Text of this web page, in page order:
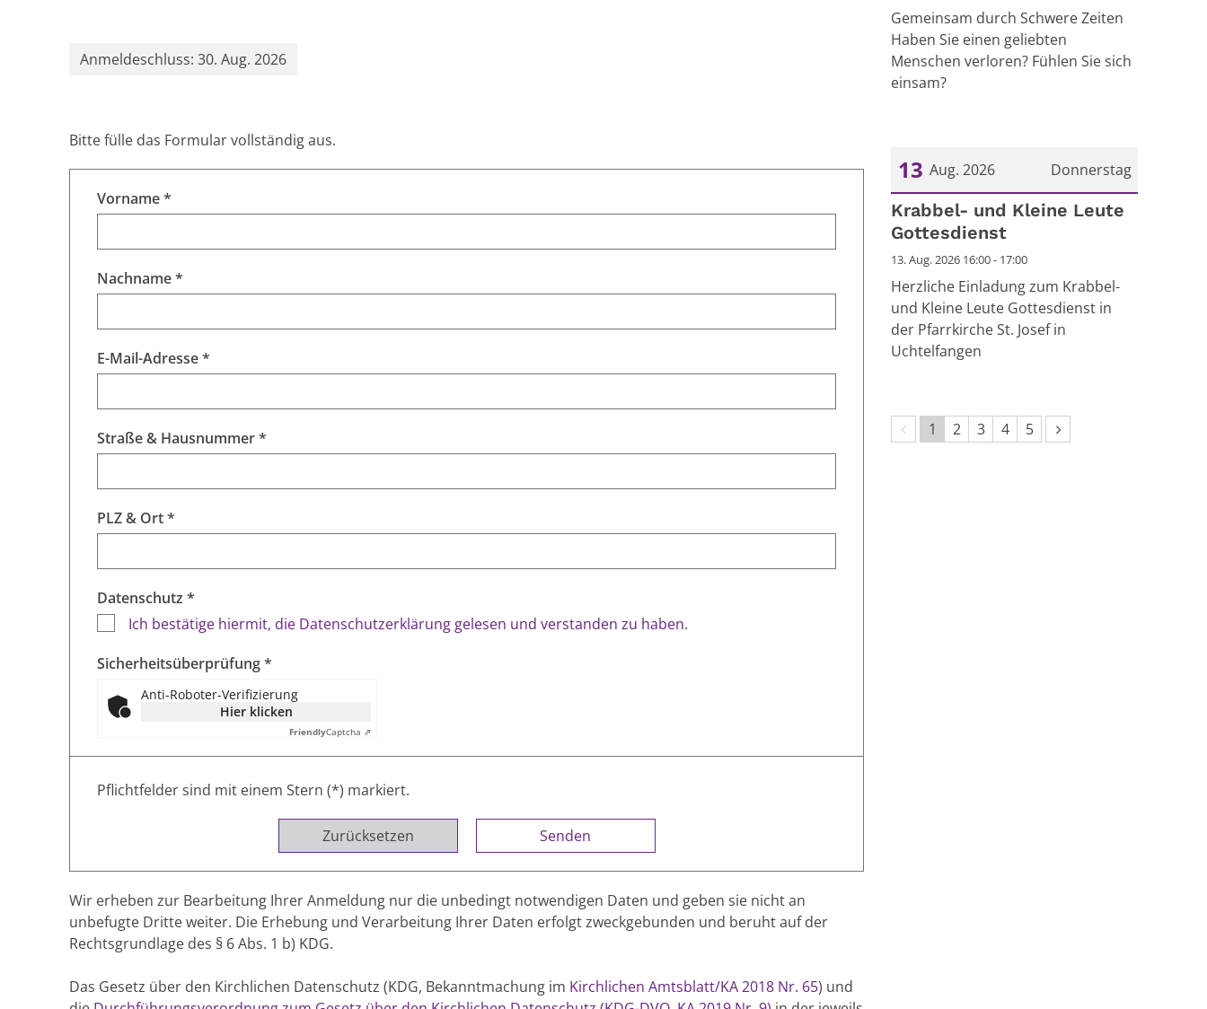
Anmeldeschluss: 30. Aug. 2026
Bitte fülle das Formular vollständig aus.
Vorname *
Nachname *
E-Mail-Adresse *
Straße & Hausnummer *
PLZ & Ort *
Datenschutz *
Ich bestätige hiermit, die Datenschutzerklärung gelesen und verstanden zu haben.
Sicherheitsüberprüfung *
Anti-Roboter-Verifizierung
Hier klicken
FriendlyCaptcha ⇗
Pflichtfelder sind mit einem Stern (*) markiert.
Zurücksetzen
Wir erheben zur Bearbeitung Ihrer Anmeldung nur die unbedingt notwendigen Daten und geben sie nicht an
unbefugte Dritte weiter. Die Erhebung und Verarbeitung Ihrer Daten erfolgt zweckgebunden und beruht auf der
Rechtsgrundlage des § 6 Abs. 1 b) KDG.
Das Gesetz über den Kirchlichen Datenschutz (KDG, Bekanntmachung im Kirchlichen Amtsblatt/KA 2018 Nr. 65) und
Gemeinsam durch Schwere Zeiten
Haben Sie einen geliebten
Menschen verloren? Fühlen Sie sich
einsam?
Donnerstag
13 Aug. 2026
Datum: 13. August 2026
Krabbel- und Kleine Leute
Gottesdienst
13. Aug. 2026 16:00 - 17:00
Herzliche Einladung zum Krabbel-
und Kleine Leute Gottesdienst in
der Pfarrkirche St. Josef in
Uchtelfangen
Vorherige Seite
1 2 3 4 5 Nächste Seite